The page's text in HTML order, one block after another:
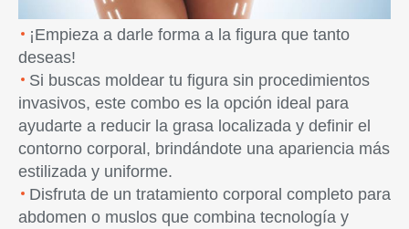
¡Empieza a darle forma a la figura que tanto
deseas!
Si buscas moldear tu figura sin procedimientos
invasivos, este combo es la opción ideal para
ayudarte a reducir la grasa localizada y definir el
contorno corporal, brindándote una apariencia más
estilizada y uniforme.
Disfruta de un tratamiento corporal completo para
abdomen o muslos que combina tecnología y